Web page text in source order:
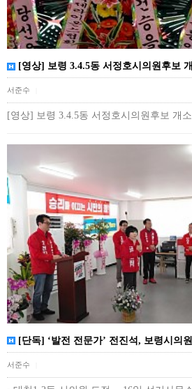
[영상] 보령 3.4.5동 서정호시의원후보
서준수
[영상] 보령 3.4.5동 서정호시의원후보 개
[단독] ‘발전 전문가’ 전진석, 보령시의
서준수